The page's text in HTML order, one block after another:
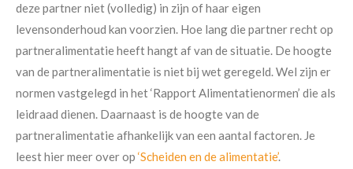
deze partner niet (volledig) in zijn of haar eigen
levensonderhoud kan voorzien. Hoe lang die partner recht op
partneralimentatie heeft hangt af van de situatie. De hoogte
van de partneralimentatie is niet bij wet geregeld. Wel zijn er
normen vastgelegd in het ‘Rapport Alimentatienormen’ die als
leidraad dienen. Daarnaast is de hoogte van de
partneralimentatie afhankelijk van een aantal factoren. Je
leest hier meer over op ‘Scheiden en de alimentatie’.